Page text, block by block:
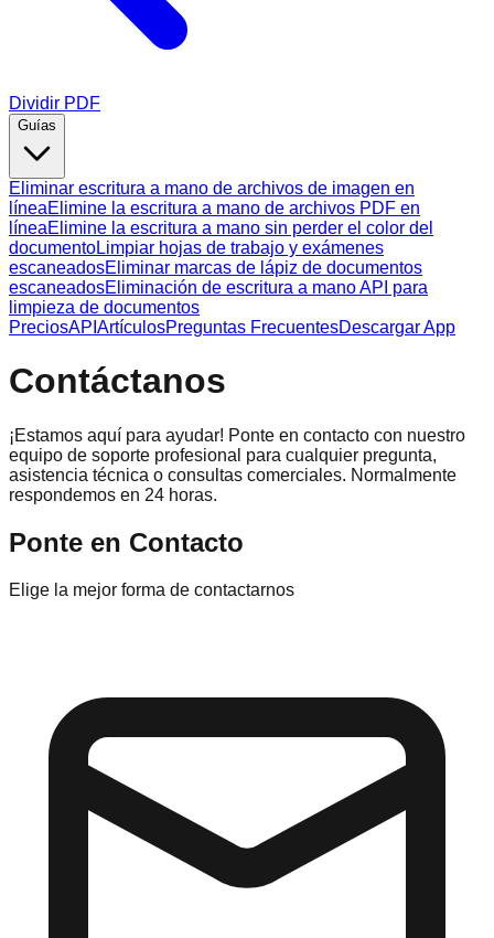
Dividir PDF
Guías
Eliminar escritura a mano de archivos de imagen en
líneaElimine la escritura a mano de archivos PDF en
líneaElimine la escritura a mano sin perder el color del
documentoLimpiar hojas de trabajo y exámenes
escaneadosEliminar marcas de lápiz de documentos
escaneadosEliminación de escritura a mano API para
limpieza de documentos
PreciosAPI ArtículosPreguntas FrecuentesDescargar App
Contáctanos
¡Estamos aquí para ayudar! Ponte en contacto con nuestro
equipo de soporte profesional para cualquier pregunta,
asistencia técnica o consultas comerciales. Normalmente
respondemos en 24 horas.
Ponte en Contacto
Elige la mejor forma de contactarnos